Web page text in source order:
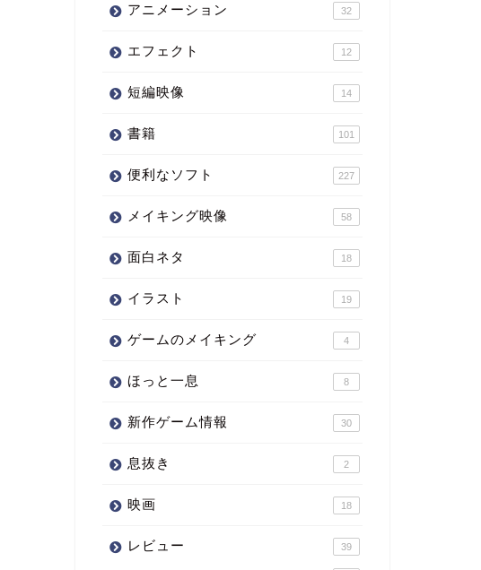
アニメーション 32
エフェクト 12
短編映像 14
書籍 101
便利なソフト 227
メイキング映像 58
面白ネタ 18
イラスト 19
ゲームのメイキング 4
ほっと一息 8
新作ゲーム情報 30
息抜き 2
映画 18
レビュー 39